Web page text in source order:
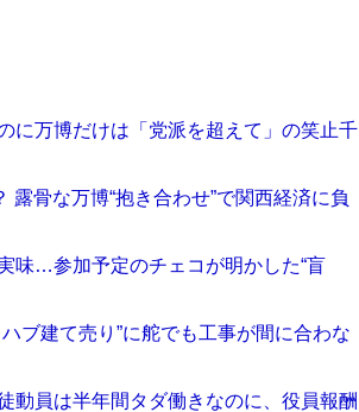
万博だけは「党派を超えて」の笑止千
骨な万博“抱き合わせ”で関西経済に負
味…参加予定のチェコが明かした“盲
ブ建て売り”に舵でも工事が間に合わな
員は半年間タダ働きなのに、役員報酬